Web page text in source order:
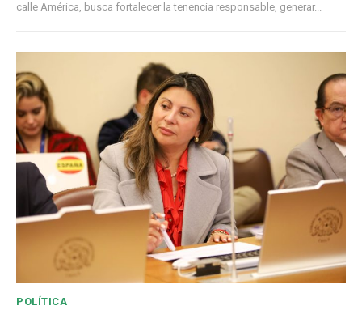
calle América, busca fortalecer la tenencia responsable, generar...
POLÍTICA